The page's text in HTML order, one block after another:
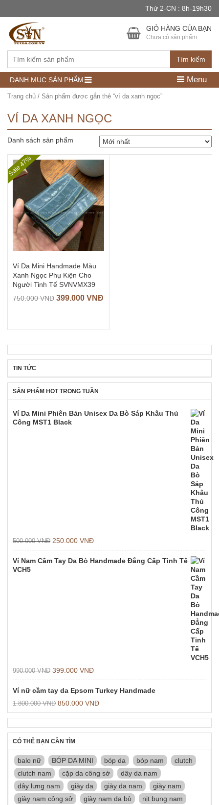
Thứ 2-CN : 8h-19h30
Tìm kiếm
GIỎ HÀNG CỦA BẠN
Chưa có sản phẩm
DANH MỤC SẢN PHẨM Menu
Trang chủ / Sản phẩm được gắn thẻ “ví da xanh ngọc”
VÍ DA XANH NGỌC
Danh sách sản phẩm
Sale 47%
Ví Da Mini Handmade Màu
Xanh Ngọc Phụ Kiện Cho
Người Tinh Tế SVNVMX39
750.000VNĐ 399.000 VNĐ
TIN TỨC
SẢN PHẨM HOT TRONG TUẦN
Ví Da Mini Phiên Bản Unisex Da Bò Sáp Khâu Thủ
Công MST1 Black
500.000VNĐ 250.000 VNĐ
Ví Nam Cầm Tay Da Bò Handmade Đẳng Cấp Tinh Tế
VCH5
990.000VNĐ 399.000 VNĐ
Ví nữ cầm tay da Epsom Turkey Handmade
1.800.000VNĐ 850.000 VNĐ
CÓ THỂ BẠN CẦN TÌM
balo nữ BÓP DA MINI bóp da bóp nam
clutch
clutch nam
cặp da công sở
dây da nam
dây lưng nam
giày da giày da nam
giày nam
giày nam công sở
giày nam da bò
nịt bụng nam